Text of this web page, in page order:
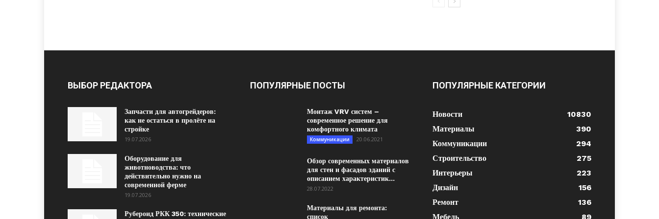
ВЫБОР РЕДАКТОРА
Запчасти для автогрейдеров:
как не остаться в пролёте на
стройке
19.07.2026
Оборудование для
животноводства: что
действительно нужно на
современной ферме
19.07.2026
Рубероид РКК 350: технические
ПОПУЛЯРНЫЕ ПОСТЫ
Монтаж VRV систем –
современное решение для
комфортного климата
Коммуникации 20.06.2021
Обзор современных материалов
для стен и фасадов зданий с
описанием характеристик...
28.07.2022
Материалы для ремонта:
список
ПОПУЛЯРНЫЕ КАТЕГОРИИ
Новости
10830
Материалы
390
Коммуникации
294
Строительство
275
Интерьеры
223
Дизайн
156
Ремонт
136
Мебель
89